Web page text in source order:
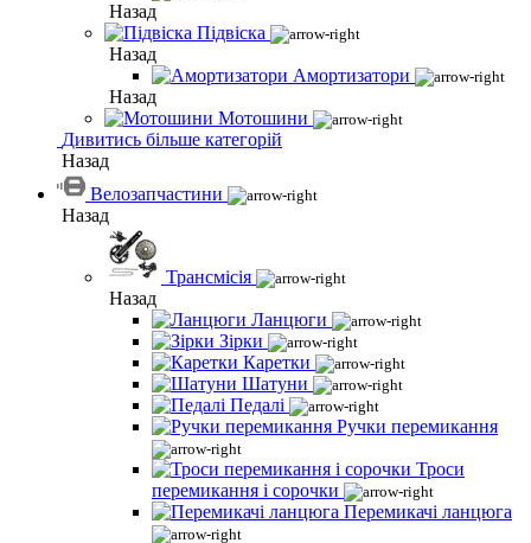
Назад
Підвіска
Назад
Амортизатори
Назад
Мотошини
Дивитись більше категорій
Назад
Велозапчастини
Назад
Трансмісія
Назад
Ланцюги
Зірки
Каретки
Шатуни
Педалі
Ручки перемикання
Троси
перемикання і сорочки
Перемикачі ланцюга